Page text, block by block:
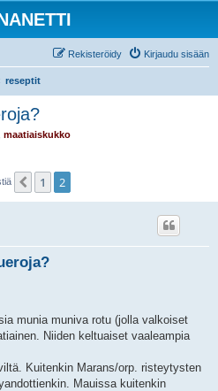
Kirjaudu sisään
Rekisteröidy
reseptit
maatiaiskukko
Edellinen
1 2
munia muniva rotu (jolla valkoiset
Niiden keltuaiset vaaleampia
Kuitenkin Marans/orp. risteytysten
Mauissa kuitenkin